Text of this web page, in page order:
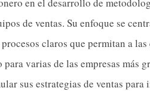
de ventas. Su enfoque se
claros que permitan a
varias de las empresas más
sus estrategias de ventas